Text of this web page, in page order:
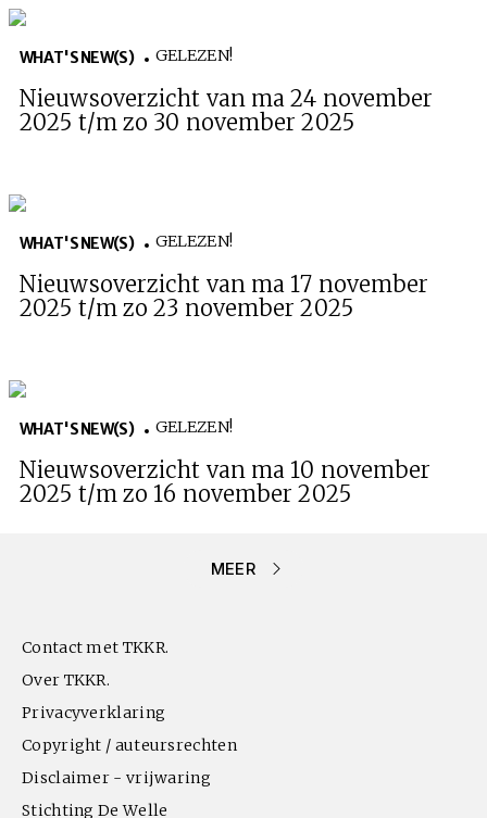
WHAT'S NEW(S) GELEZEN!
Nieuwsoverzicht van ma 24 november
2025 t/m zo 30 november 2025
WHAT'S NEW(S) GELEZEN!
Nieuwsoverzicht van ma 17 november
2025 t/m zo 23 november 2025
WHAT'S NEW(S) GELEZEN!
Nieuwsoverzicht van ma 10 november
2025 t/m zo 16 november 2025
MEER
Contact met TKKR.
Over TKKR.
Privacyverklaring
Copyright / auteursrechten
Disclaimer - vrijwaring
Stichting De Welle